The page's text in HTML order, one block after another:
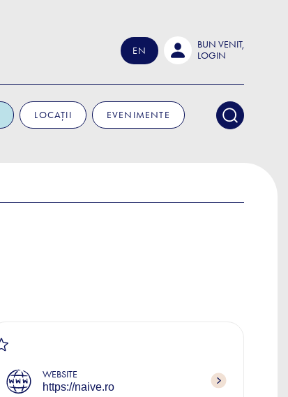
EN
BUN VENIT,
LOGIN
LOCAȚII EVENIMENTE
WEBSITE
https://naive.ro